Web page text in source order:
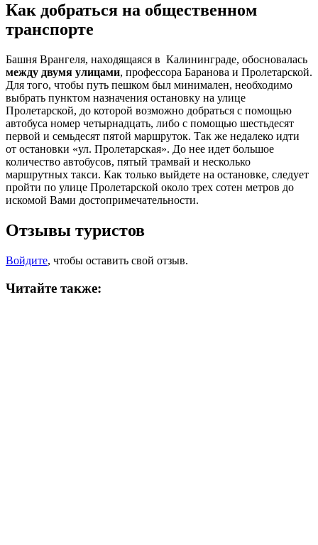
Как добраться на общественном
транспорте
Башня Врангеля, находящаяся в Калининграде, обосновалась
между двумя улицами, профессора Баранова и Пролетарской.
Для того, чтобы путь пешком был минимален, необходимо
выбрать пунктом назначения остановку на улице
Пролетарской, до которой возможно добраться с помощью
автобуса номер четырнадцать, либо с помощью шестьдесят
первой и семьдесят пятой маршруток. Так же недалеко идти
от остановки «ул. Пролетарская». До нее идет большое
количество автобусов, пятый трамвай и несколько
маршрутных такси. Как только выйдете на остановке, следует
пройти по улице Пролетарской около трех сотен метров до
искомой Вами достопримечательности.
Отзывы туристов
Войдите, чтобы оставить свой отзыв.
Читайте также: